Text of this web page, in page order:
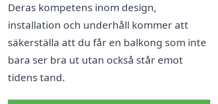
Deras kompetens inom design,
installation och underhåll kommer att
säkerställa att du får en balkong som inte
bara ser bra ut utan också står emot
tidens tand.